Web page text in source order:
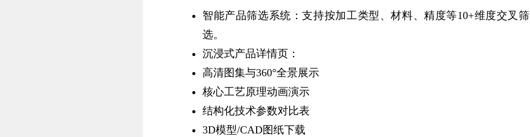
智能产品筛选系统：支持按加工类型、材料、精度等10+维度交叉筛
选。
沉浸式产品详情页：
高清图集与360°全景展示
核心工艺原理动画演示
结构化技术参数对比表
3D模型/CAD图纸下载